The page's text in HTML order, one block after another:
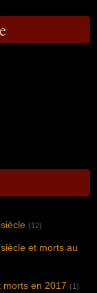
(12)
et morts au
morts en 2017 (1)